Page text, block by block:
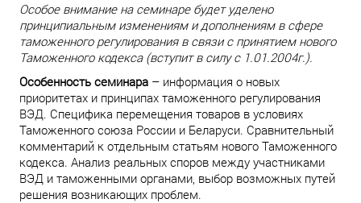
Особое внимание на семинаре будет уделено
принципиальным изменениям и дополнениям в сфере
таможенного регулирования в связи с принятием нового
Таможенного кодекса (вступит в силу с 1.01.2004г.).
Особенность семинара – информация о новых
приоритетах и принципах таможенного регулирования
ВЭД. Специфика перемещения товаров в условиях
Таможенного союза России и Беларуси. Сравнительный
комментарий к отдельным статьям нового Таможенного
кодекса. Анализ реальных споров между участниками
ВЭД и таможенными органами, выбор возможных путей
решения возникающих проблем.